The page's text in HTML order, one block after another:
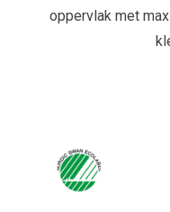
oppervlak met